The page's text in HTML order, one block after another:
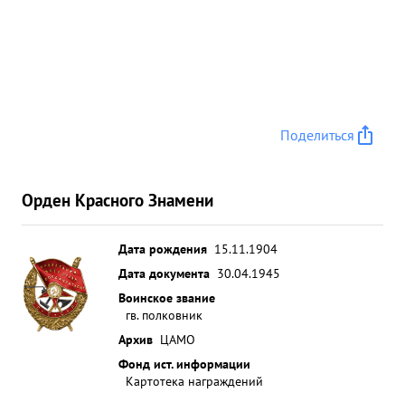
Поделиться
Орден Красного Знамени
Дата рождения 15.11.1904
Дата документа 30.04.1945
Воинское звание
гв. полковник
Архив ЦАМО
Фонд ист. информации
Картотека награждений